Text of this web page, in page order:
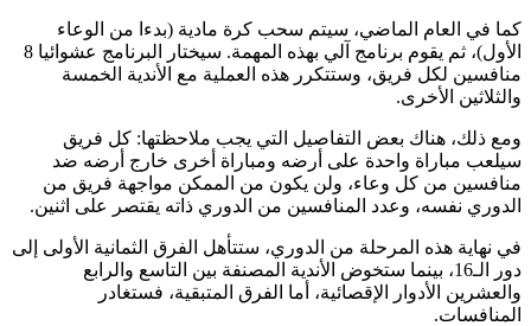
كما في العام الماضي، سيتم سحب كرة مادية (بدءا من الوعاء
الأول)، ثم يقوم برنامج آلي بهذه المهمة. سيختار البرنامج عشوائيا 8
منافسين لكل فريق، وستتكرر هذه العملية مع الأندية الخمسة
والثلاثين الأخرى.
ومع ذلك، هناك بعض التفاصيل التي يجب ملاحظتها: كل فريق
سيلعب مباراة واحدة على أرضه ومباراة أخرى خارج أرضه ضد
منافسين من كل وعاء، ولن يكون من الممكن مواجهة فريق من
الدوري نفسه، وعدد المنافسين من الدوري ذاته يقتصر على اثنين.
في نهاية هذه المرحلة من الدوري، ستتأهل الفرق الثمانية الأولى إلى
دور الـ16، بينما ستخوض الأندية المصنفة بين التاسع والرابع
والعشرين الأدوار الإقصائية، أما الفرق المتبقية، فستغادر
المنافسات.